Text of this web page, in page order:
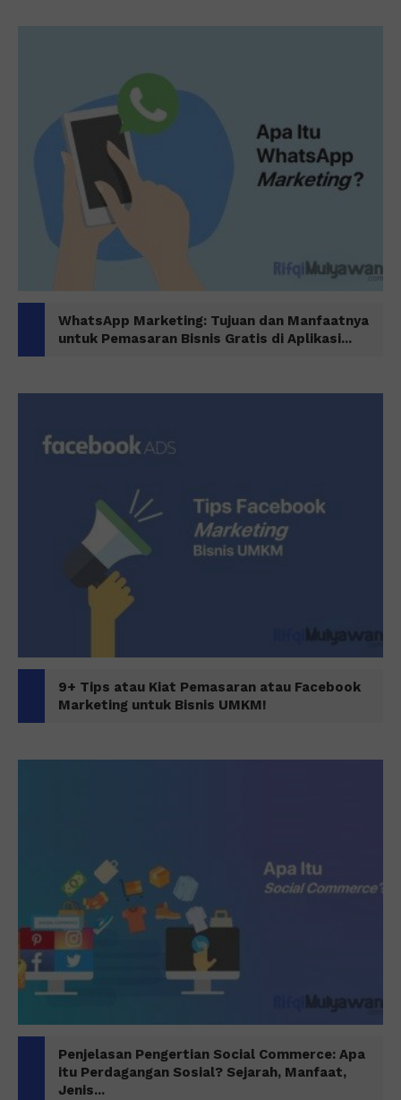
WhatsApp Marketing: Tujuan dan Manfaatnya
untuk Pemasaran Bisnis Gratis di Aplikasi...
9+ Tips atau Kiat Pemasaran atau Facebook
Marketing untuk Bisnis UMKM!
Penjelasan Pengertian Social Commerce: Apa
itu Perdagangan Sosial? Sejarah, Manfaat,
Jenis...